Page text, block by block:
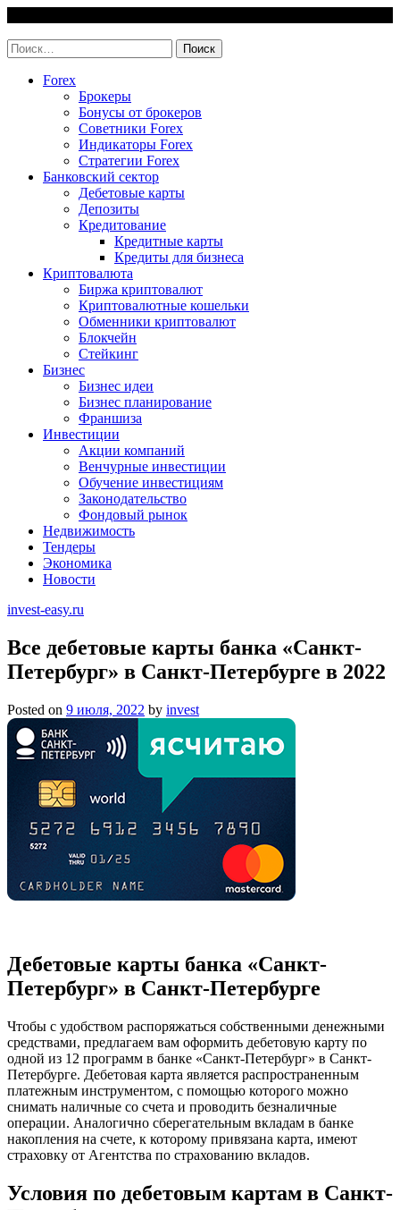
content
Найти:
Forex
Брокеры
Бонусы от брокеров
Советники Forex
Индикаторы Forex
Стратегии Forex
Банковский сектор
Дебетовые карты
Депозиты
Кредитование
Кредитные карты
Кредиты для бизнеса
Криптовалюта
Биржа криптовалют
Криптовалютные кошельки
Обменники криптовалют
Блокчейн
Стейкинг
Бизнес
Бизнес идеи
Бизнес планирование
Франшиза
Инвестиции
Акции компаний
Венчурные инвестиции
Обучение инвестициям
Законодательство
Фондовый рынок
Недвижимость
Тендеры
Экономика
Новости
invest-easy.ru
Все дебетовые карты банка «Санкт-
Петербург» в Санкт-Петербурге в 2022
Posted on 9 июля, 2022 by invest
Дебетовые карты банка «Санкт-
Петербург» в Санкт-Петербурге
Чтобы с удобством распоряжаться собственными денежными
средствами, предлагаем вам оформить дебетовую карту по
одной из 12 программ в банке «Санкт-Петербург» в Санкт-
Петербурге. Дебетовая карта является распространенным
платежным инструментом, с помощью которого можно
снимать наличные со счета и проводить безналичные
операции. Аналогично сберегательным вкладам в банке
накопления на счете, к которому привязана карта, имеют
страховку от Агентства по страхованию вкладов.
Условия по дебетовым картам в Санкт-